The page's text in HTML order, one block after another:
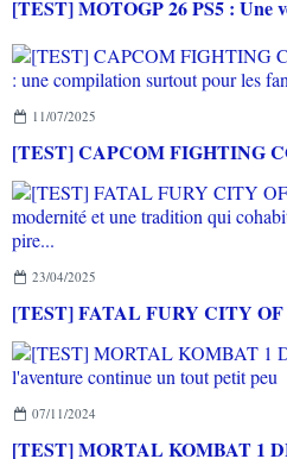
[TEST] MOTOGP 26 PS5 : Une
11/07/2025
23/04/2025
07/11/2024